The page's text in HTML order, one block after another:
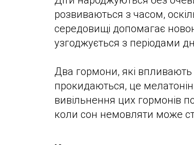
розвиваються з часом,
середовищі допомагає
узгоджується з періодами
Два гормони, які впливають
прокидаються, це
вивільнення цих гормонів
коли сон немовляти може